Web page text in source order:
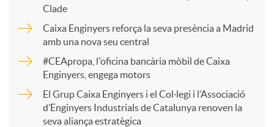
r
Clade
Caixa Enginyers reforça la seva presència a Madrid
amb una nova seu central
#CEApropa, l'oficina bancària mòbil de Caixa
Enginyers, engega motors
El Grup Caixa Enginyers i el Col·legi i l’Associació
d’Enginyers Industrials de Catalunya renoven la
seva aliança estratègica